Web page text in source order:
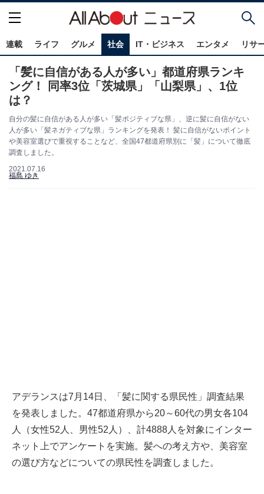
連載 ライフ グルメ 社会 IT・ビジネス エンタメ リサ
「髪に自信がある人が多い」都道府県ランキ
ング！ 同率3位「茨城県」「山梨県」、1位
は？
自分の髪に自信がある人が多い「髪ポジティブな県」、逆に髪に自信がない
人が多い「髪ネガティブな県」ランキングを発表！ 髪に自信がないポイント
や美容室選びで重視することなど、全国47都道府県別に「髪」について徹底
調査しました。
2021.07.16
福島 ゆき
アデランスは7月14日、「髪に関する県民性」調査結果
を発表しました。47都道府県から20～60代の男女各104
人（女性52人、男性52人）、計4888人を対象にインター
ネット上でアンケートを実施。髪への考え方や、美容室
の選び方などについての県民性を調査しました。